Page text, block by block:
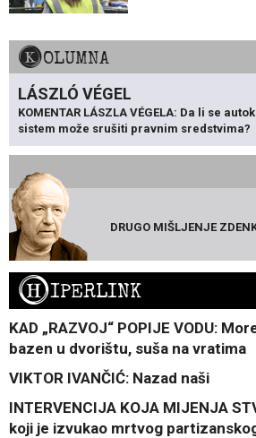
KOLUMNA
LÁSZLÓ VÉGEL
KOMENTAR LÁSZLA VÉGELA: Da li se
sistem može srušiti pravnim sredstvima?
DRUGO MIŠLJENJE
HIPERLINK
KAD „RAZVOJ“ POPIJE VODU:
bazen u dvorištu, suša na vratima
VIKTOR IVANČIĆ: Nazad naši
INTERVENCIJA KOJA MIJENJA
koji je izvukao mrtvog